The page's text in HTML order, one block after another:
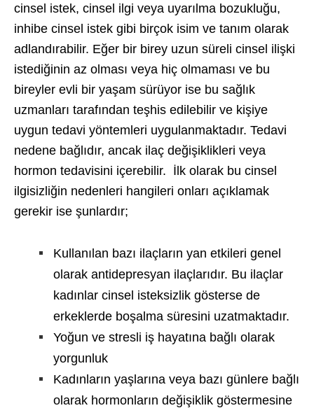
cinsel istek, cinsel ilgi veya uyarılma bozukluğu,
inhibe cinsel istek gibi birçok isim ve tanım olarak
adlandırabilir. Eğer bir birey uzun süreli cinsel ilişki
istediğinin az olması veya hiç olmaması ve bu
bireyler evli bir yaşam sürüyor ise bu sağlık
uzmanları tarafından teşhis edilebilir ve kişiye
uygun tedavi yöntemleri uygulanmaktadır. Tedavi
nedene bağlıdır, ancak ilaç değişiklikleri veya
hormon tedavisini içerebilir. İlk olarak bu cinsel
ilgisizliğin nedenleri hangileri onları açıklamak
gerekir ise şunlardır;
Kullanılan bazı ilaçların yan etkileri genel
olarak antidepresyan ilaçlarıdır. Bu ilaçlar
kadınlar cinsel isteksizlik gösterse de
erkeklerde boşalma süresini uzatmaktadır.
Yoğun ve stresli iş hayatına bağlı olarak
yorgunluk
Kadınların yaşlarına veya bazı günlere bağlı
olarak hormonların değişiklik göstermesine